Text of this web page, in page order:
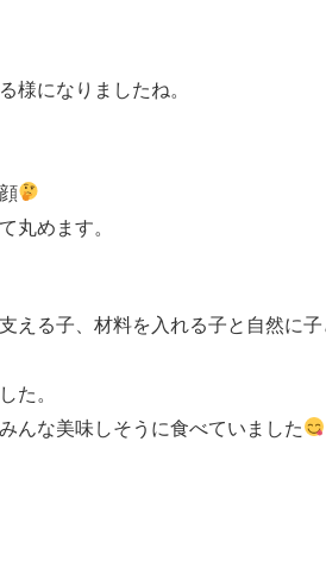
様になりましたね。
丸めます。
える子、材料を入れる子と自然に
た。
んな美味しそうに食べていました